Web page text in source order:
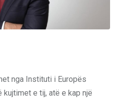
nga Instituti i Europës
kujtimet e tij, atë e kap një